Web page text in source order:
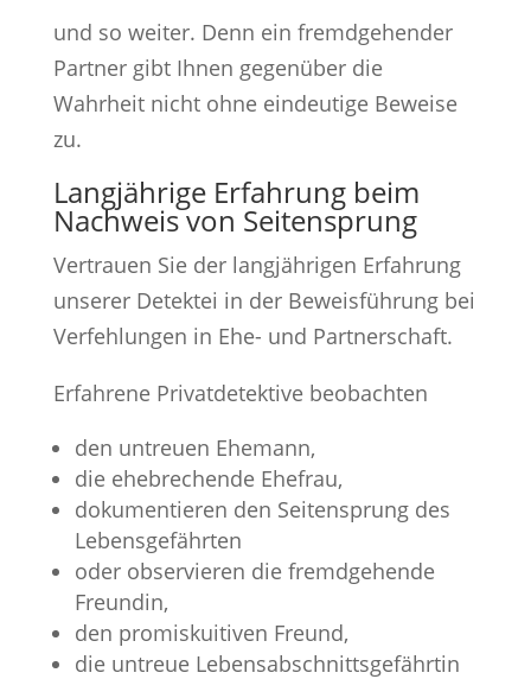
und so weiter. Denn ein fremdgehender
Partner gibt Ihnen gegenüber die
Wahrheit nicht ohne eindeutige Beweise
zu.
Langjährige Erfahrung beim
Nachweis von Seitensprung
Vertrauen Sie der langjährigen Erfahrung
unserer Detektei in der Beweisführung bei
Verfehlungen in Ehe- und Partnerschaft.
Erfahrene Privatdetektive beobachten
den untreuen Ehemann,
die ehebrechende Ehefrau,
dokumentieren den Seitensprung des
Lebensgefährten
oder observieren die fremdgehende
Freundin,
den promiskuitiven Freund,
die untreue Lebensabschnittsgefährtin